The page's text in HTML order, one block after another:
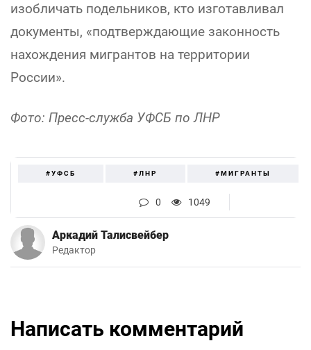
изобличать подельников, кто изготавливал
документы, «подтверждающие законность
нахождения мигрантов на территории
России».
Фото: Пресс-служба УФСБ по ЛНР
#УФСБ #ЛНР #МИГРАНТЫ
0 1049
Аркадий Талисвейбер
Редактор
Написать комментарий